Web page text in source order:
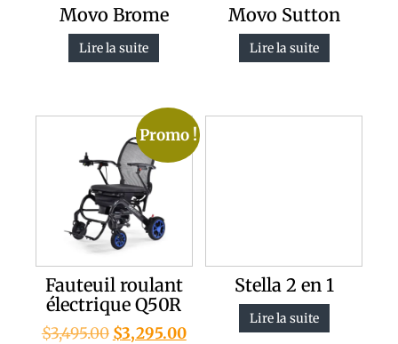
Movo Brome
Lire la suite
Movo Sutton
Lire la suite
Promo !
Fauteuil roulant
électrique Q50R
$3,495.00 $3,295.00
Stella 2 en 1
Lire la suite